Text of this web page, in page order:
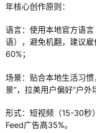
年核心创作原则：
语言：使用本地官方语
语），避免机翻，建议
60%；
场景：贴合本地生活习
景”，拉美用户偏好“户外
形式：短视频（15-30秒
Feed广告高35%。